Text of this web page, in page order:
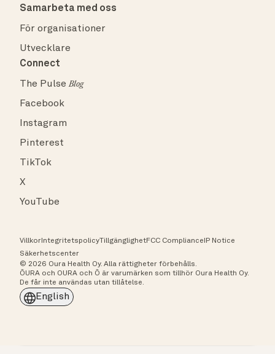
Samarbeta med oss
För organisationer
Utvecklare
Connect
The PulseBlog
Facebook
Instagram
Pinterest
TikTok
X
YouTube
Villkor IntegritetspolicyTillgänglighetFCC Compliance IP Notice
Säkerhetscenter
© 2026 Oura Health Oy. Alla rättigheter förbehålls.
ŌURA och OURA och Ō är varumärken som tillhör Oura Health Oy.
De får inte användas utan tillåtelse.
English